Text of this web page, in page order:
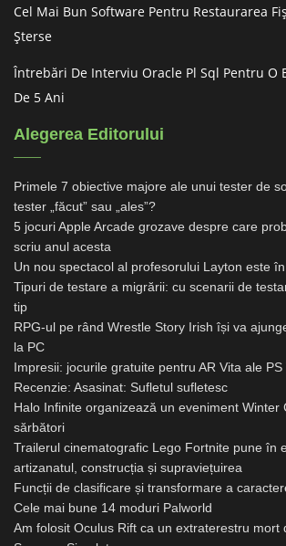
Cel Mai Bun Software Pentru Restaurarea
Șterse
Întrebări De Interviu Oracle Pl Sql Pentru O
De 5 Ani
Alegerea Editorului
Primele 7 obiective majore ale unui tester de
tester „făcut” sau „ales”?
5 jocuri Apple Arcade grozave despre care
scriu anul acesta
Un nou spectacol al profesorului Layton este
Tipuri de testare a migrării: cu scenarii de
tip
RPG-ul pe rând Wrestle Story Irish își va
la PC
Impresii: jocurile gratuite pentru AR Vita ale PS
Recenzie: Asasinat: Sufletul sufletesc
Halo Infinite organizează un eveniment Winter
sărbători
Trailerul cinematografic Lego Fortnite pune în
artizanatul, construcția și supraviețuirea
Funcții de clasificare și transformare a
Cele mai bune 14 moduri Palworld
Am folosit Oculus Rift ca un extraterestru mort